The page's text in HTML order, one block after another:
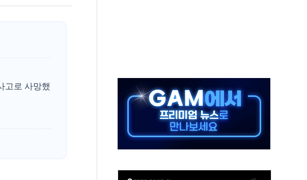
강원 중·남부 동해안 시간당 50mm 이상 폭우…호우경보 발효
청양 밭에서 일하던 90대 숨져…온열질환 여부 조사
주말 무더위·열대야 지속…내륙 곳곳 소나기
고로 사망했